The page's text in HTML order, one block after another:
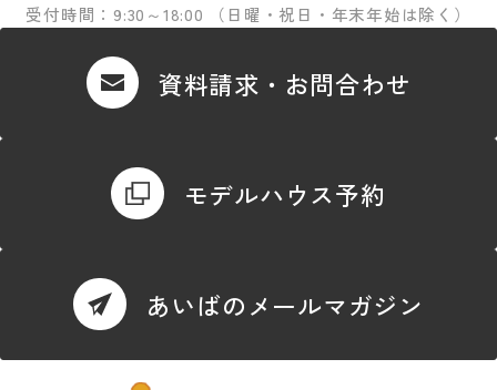
受付時間：9:30～18:00 （日曜・祝日・年末年始は除く）
資料請求・お問合わせ
モデルハウス予約
あいばのメールマガジン